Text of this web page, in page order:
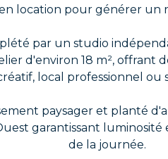
location pour générer un
par un studio
d'environ 18 m², offrant
local professionnel ou
paysager et planté
garantissant
de la journée.